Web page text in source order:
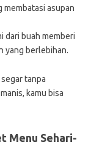
membatasi asupan
dari buah memberi
yang berlebihan.
tanpa
kamu bisa
Menu Sehari-